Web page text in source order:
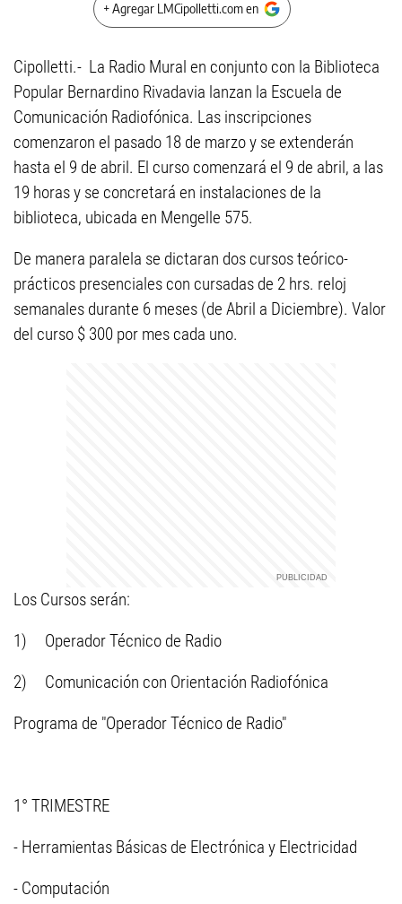
+ Agregar LMCipolletti.com en
Cipolletti.- La Radio Mural en conjunto con la Biblioteca
Popular Bernardino Rivadavia lanzan la Escuela de
Comunicación Radiofónica. Las inscripciones
comenzaron el pasado 18 de marzo y se extenderán
hasta el 9 de abril. El curso comenzará el 9 de abril, a las
19 horas y se concretará en instalaciones de la
biblioteca, ubicada en Mengelle 575.
De manera paralela se dictaran dos cursos teórico-
prácticos presenciales con cursadas de 2 hrs. reloj
semanales durante 6 meses (de Abril a Diciembre). Valor
del curso $ 300 por mes cada uno.
Los Cursos serán:
1) Operador Técnico de Radio
2) Comunicación con Orientación Radiofónica
Programa de "Operador Técnico de Radio"
1° TRIMESTRE
- Herramientas Básicas de Electrónica y Electricidad
- Computación